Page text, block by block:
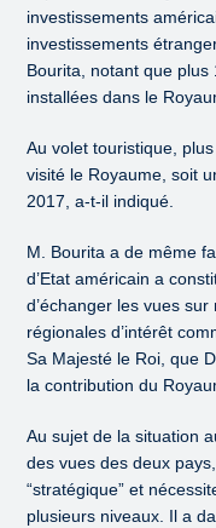
investissements
investissements
Bourita, notant que
installées dans le
Au volet touristique,
visité le Royaume, soit
2017, a-t-il indiqué.
M. Bourita a de même
d’Etat américain a
d’échanger les vues
régionales d’intérêt
Sa Majesté le Roi, que
la contribution du
Au sujet de la situation
des vues des deux
“stratégique” et
plusieurs niveaux. Il a